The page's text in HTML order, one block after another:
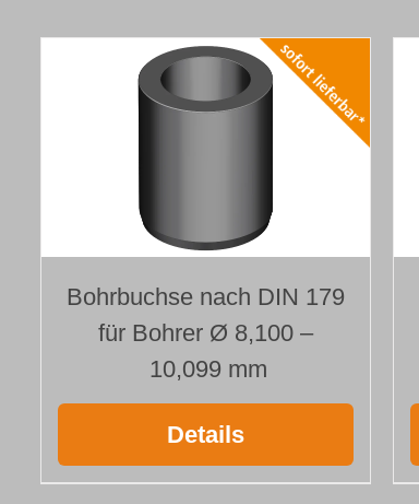
Bohrbuchse nach DIN 179
für Bohrer Ø 8,100 –
10,099 mm
Details